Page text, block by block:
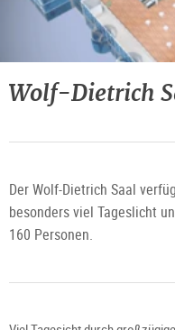
Planungstool
1.
Obergeschoss
Wolf-Dietrich
Der Wolf-Dietrich Saal
besonders viel Tageslicht
160 Personen.